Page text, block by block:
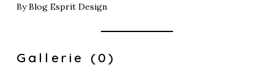
ByBlog Esprit Design
Gallerie (0)